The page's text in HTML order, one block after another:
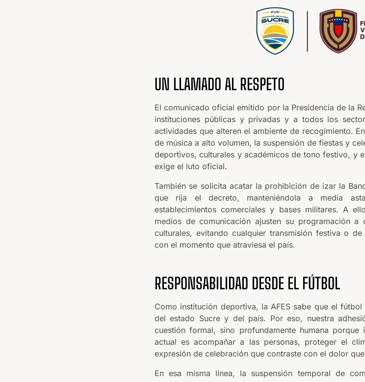
UN LLAMADO AL RESPETO
El comunicado oficial emitido por la Presidencia de la
instituciones públicas y privadas y a todos los
actividades que alteren el ambiente de recogimiento.
de música a alto volumen, la suspensión de fiestas y
deportivos, culturales y académicos de tono festivo, y
exige el luto oficial.
También se solicita acatar la prohibición de izar la
que rija el decreto, manteniéndola a media
establecimientos comerciales y bases militares. A
medios de comunicación ajusten su programación a
culturales, evitando cualquier transmisión festiva o
con el momento que atraviesa el país.
RESPONSABILIDAD DESDE EL FÚTBOL
Como institución deportiva, la AFES sabe que el
del estado Sucre y del país. Por eso, nuestra
cuestión formal, sino profundamente humana
actual es acompañar a las personas, proteger el
expresión de celebración que contraste con el dolor
En esa misma línea, la suspensión temporal de